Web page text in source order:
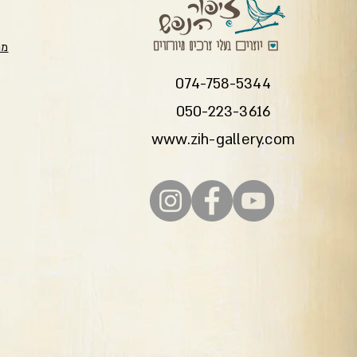
074-758-5344
050-223-3616
www.zih-gallery.com